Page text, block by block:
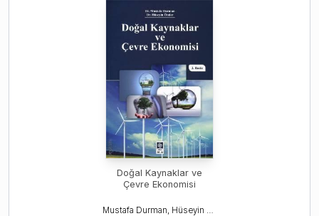
Doğal Kaynaklar ve
Çevre Ekonomisi
Mustafa Durman, Hüseyin Önder